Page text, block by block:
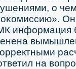
о
Он
информация
на